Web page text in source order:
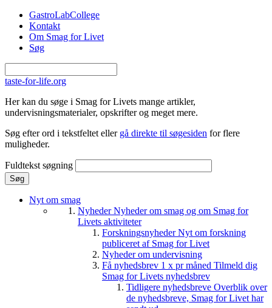
Gå til hovedindhold
GastroLabCollege
Kontakt
Om Smag for Livet
Søg
taste-for-life.org
Her kan du søge i Smag for Livets mange artikler,
undervisningsmaterialer, opskrifter og meget mere.
Søg efter ord i tekstfeltet eller gå direkte til søgesiden for flere
muligheder.
Fuldtekst søgning
Nyt om smag
NyhederNyheder om smag og om Smag for
Livets aktiviteter
ForskningsnyhederNyt om forskning
publiceret af Smag for Livet
Nyheder om undervisning
Få nyhedsbrev 1 x pr måned Tilmeld dig
Smag for Livets nyhedsbrev
Tidligere nyhedsbreve Overblik over
de nyhedsbreve, Smag for Livet har